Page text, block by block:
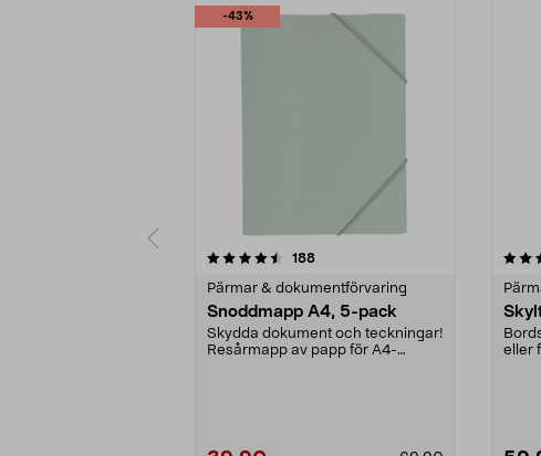
-43%
188recensioner
Pärmar & dokumentförvaring
Snoddmapp A4, 5-pack
Skydda dokument och teckningar!
Resårmapp av papp för A4-
4.5 av 5 stjärnor
eller